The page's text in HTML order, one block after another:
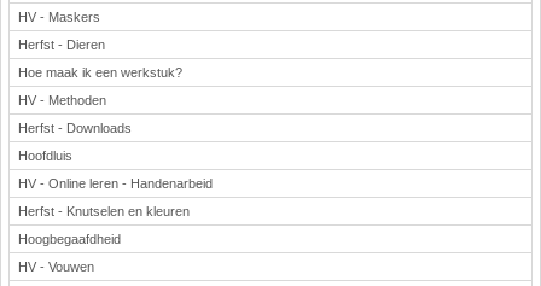
HV - Maskers
Herfst - Dieren
Hoe maak ik een werkstuk?
HV - Methoden
Herfst - Downloads
Hoofdluis
HV - Online leren - Handenarbeid
Herfst - Knutselen en kleuren
Hoogbegaafdheid
HV - Vouwen